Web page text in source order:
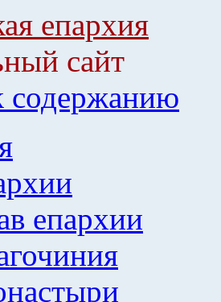
епархия
сайт
содержанию
епархии